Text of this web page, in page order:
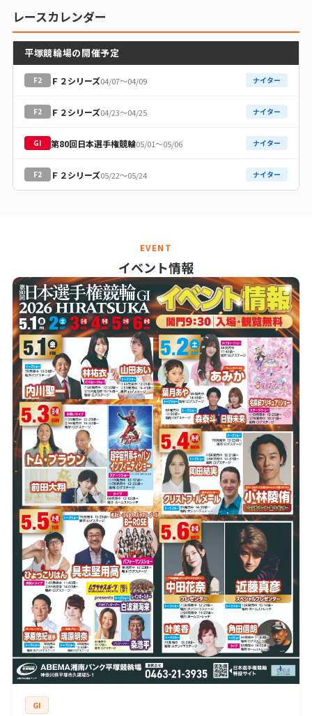
レースカレンダー
平塚競輪場の開催予定
F2 Ｆ２シリーズ04/07〜04/09 ナイター
F2 Ｆ２シリーズ04/23〜04/25 ナイター
GI 第80回日本選手権競輪05/01〜05/06 ナイター
F2 Ｆ２シリーズ05/22〜05/24 ナイター
EVENT
イベント情報
GI